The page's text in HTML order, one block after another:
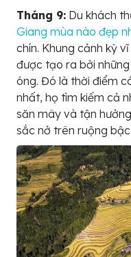
Tháng 9: Du khách
Giang mùa nào đẹp
chín. Khung cảnh kỳ
được tạo ra bởi
óng. Đó là thời điểm
nhất, họ tìm kiếm cả
săn mây và tận
sắc nở trên ruộng